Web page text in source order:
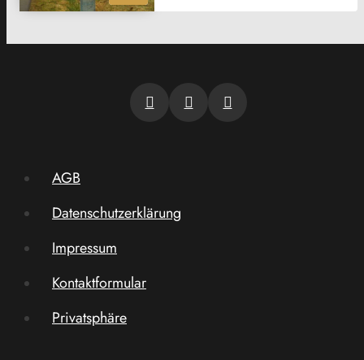
AGB
Datenschutzerklärung
Impressum
Kontaktformular
Privatsphäre